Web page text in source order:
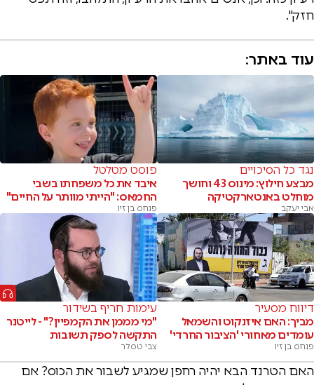
חזק".
עוד באתר:
נגד כל הסיכויים
מבצע חילוץ: מינוס 43 וחושך
מוחלט באנטארקטיקה
אבי יעקב
פוסט מטלטל
איבד את כל משפחתו בשבי
החמאס: "הייתי מוותר על החיים"
פנחס בן זיו
דיווח מסעיר
מביך: האם איזנקוט והשמאל
עומדים מאחורי 'הציבור החרדי'
פנחס בן זיו
עימות חריף בשידור
"מי מממן את הקמפיין?" - לייטנר
התקשה לספק תשובות
צבי טסלר
האם הטרנד הבא יהיה רחפן שמגיע לשבור את הכוס? אם